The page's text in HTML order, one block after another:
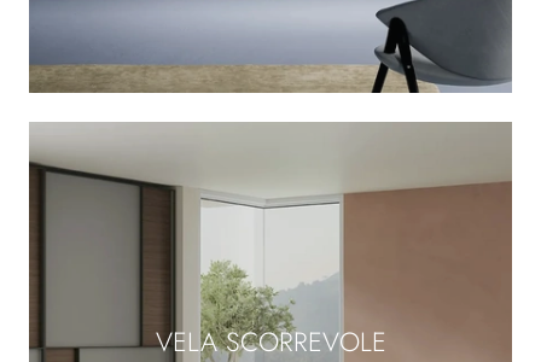
VELA SCORREVOLE